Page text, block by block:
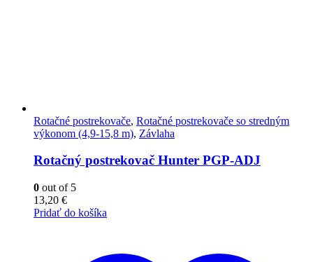
Rotačné postrekovače, Rotačné postrekovače so stredným
výkonom (4,9-15,8 m), Závlaha
Rotačný postrekovač Hunter PGP-ADJ
0 out of 5
13,20 €
Pridať do košíka